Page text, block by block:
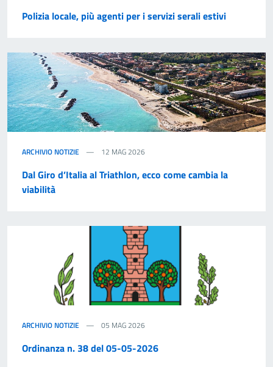
Polizia locale, più agenti per i servizi serali estivi
ARCHIVIO NOTIZIE 12 MAG 2026
Dal Giro d’Italia al Triathlon, ecco come cambia la
viabilità
ARCHIVIO NOTIZIE 05 MAG 2026
Ordinanza n. 38 del 05-05-2026